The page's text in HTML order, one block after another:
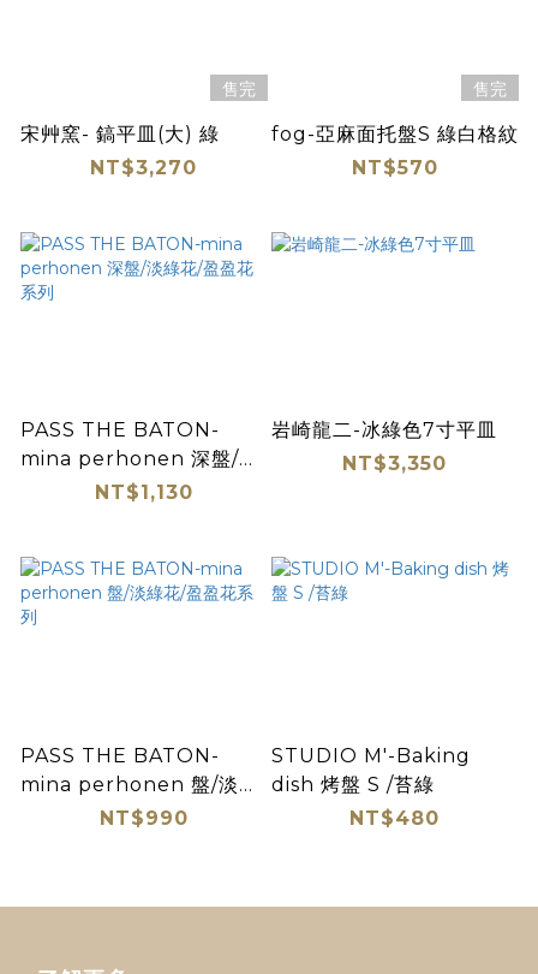
售完
宋艸窯- 鎬平皿(大) 綠
NT$3,270
售完
fog-亞麻面托盤S 綠白格紋
NT$570
PASS THE BATON-
mina perhonen 深盤/淡
綠花/盈盈花系列
NT$1,130
岩崎龍二-冰綠色7寸平皿
NT$3,350
PASS THE BATON-
mina perhonen 盤/淡綠
花/盈盈花系列
NT$990
STUDIO M'-Baking
dish 烤盤 S /苔綠
NT$480